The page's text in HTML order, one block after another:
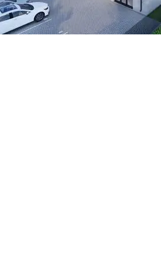
chiar astazi!CP2913777